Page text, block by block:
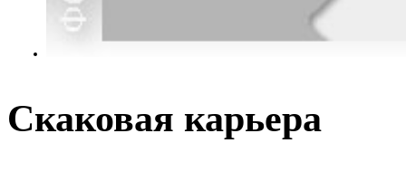
Скаковая карьера